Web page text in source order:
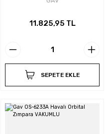
11.825,95 TL
SEPETE EKLE